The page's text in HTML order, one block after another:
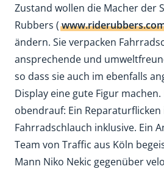
Zustand wollen die Macher der
Rubbers (
ändern. Sie verpacken
ansprechende und
so dass sie auch im ebenfalls
Display eine gute Figur
obendrauf: Ein
Fahrradschlauch inklusive. Ein
Team von Traffic aus Köln
Mann Niko Nekic gegenüber